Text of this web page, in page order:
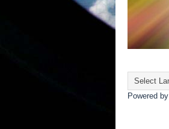
Powered by